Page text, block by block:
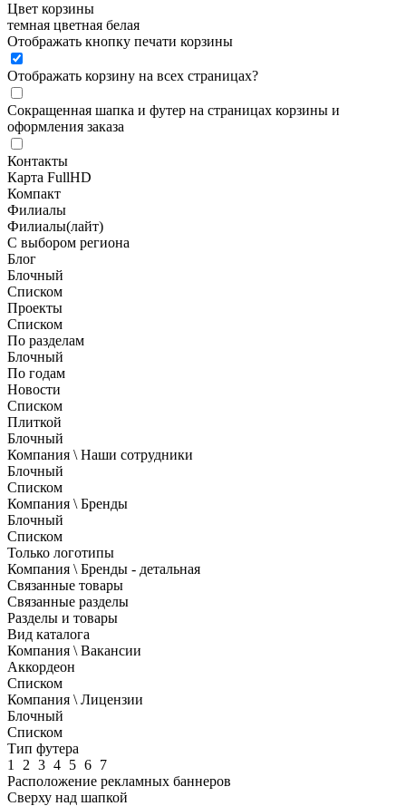
Цвет корзины
темная цветная белая
Отображать кнопку печати корзины
Отображать корзину на всех страницах?
Сокращенная шапка и футер на страницах корзины и
оформления заказа
Контакты
Карта FullHD
Компакт
Филиалы
Филиалы(лайт)
С выбором региона
Блог
Блочный
Списком
Проекты
Списком
По разделам
Блочный
По годам
Новости
Списком
Плиткой
Блочный
Компания \ Наши сотрудники
Блочный
Списком
Компания \ Бренды
Блочный
Списком
Только логотипы
Компания \ Бренды - детальная
Связанные товары
Связанные разделы
Разделы и товары
Вид каталога
Компания \ Вакансии
Аккордеон
Списком
Компания \ Лицензии
Блочный
Списком
Тип футера
1
2 3 4 5 6 7
Расположение рекламных баннеров
Сверху над шапкой